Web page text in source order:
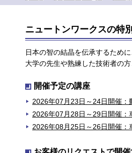
ニュートンワークスの特
日本の智の結晶を伝承するため
大学の先生や熟練した技術者の
開催予定の講座
2026年07月23日～24日開催：
2026年07月28日～29日開催
2026年08月25日～26日開催